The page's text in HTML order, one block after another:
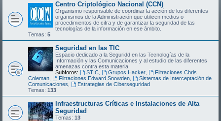
Centro Criptológico Nacional (CCN)
Organismo responsable de coordinar la acción de los diferentes
organismos de la Administración que utilicen medios o
procedimientos de cifra y de garantizar la seguridad de las
tecnologías de la información en ese ámbito.
Temas: 5
Seguridad en las TIC
Espacio dedicado a la Seguridd en las Tecnologías de la
Información y las Comunicaciones y al estudio de las diferentes
amenazas contra esta materia.
Subforos:
STIC, Grupos Hacker,
Filtraciones Chris
Coleman
Filtraciones Edward Snowden,
Sistemas de Interceptación de
Comunicaciones
Estrategias de Ciberseguridad
Temas: 133
Infraestructuras Críticas e Instalaciones de Alta
Seguridad
Temas: 13